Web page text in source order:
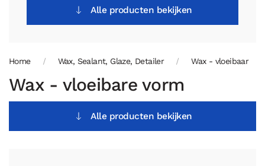
Alle producten bekijken
Home Wax, Sealant, Glaze, Detailer Wax - vloeibaar
Wax - vloeibare vorm
Alle producten bekijken